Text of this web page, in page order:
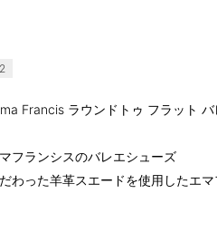
Francis ラウンドトゥ フラット
フランシスのバレエシューズ
わった羊革スエードを使用したエ